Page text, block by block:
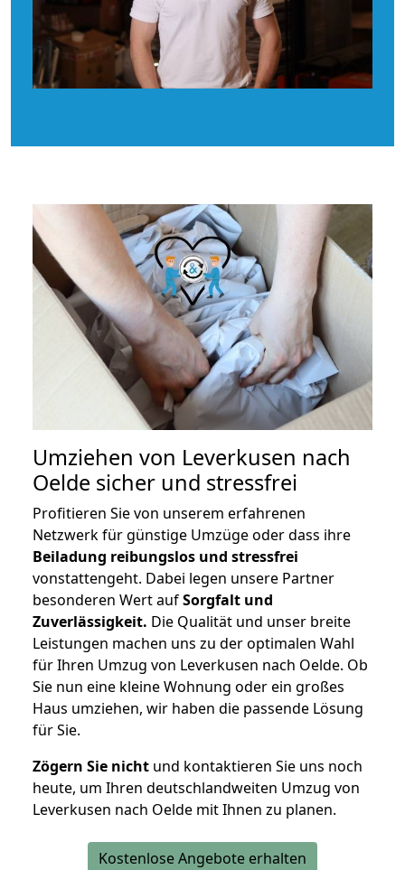
Umziehen von Leverkusen nach
Oelde sicher und stressfrei
Profitieren Sie von unserem erfahrenen
Netzwerk für günstige Umzüge oder dass ihre
Beiladung reibungslos und stressfrei
vonstattengeht. Dabei legen unsere Partner
besonderen Wert aufSorgfalt und
Zuverlässigkeit. Die Qualität und unser breite
Leistungen machen uns zu der optimalen Wahl
für Ihren Umzug von Leverkusen nach Oelde. Ob
Sie nun eine kleine Wohnung oder ein großes
Haus umziehen, wir haben die passende Lösung
für Sie.
Zögern Sie nicht und kontaktieren Sie uns noch
heute, um Ihren deutschlandweiten Umzug von
Leverkusen nach Oelde mit Ihnen zu planen.
Kostenlose Angebote erhalten